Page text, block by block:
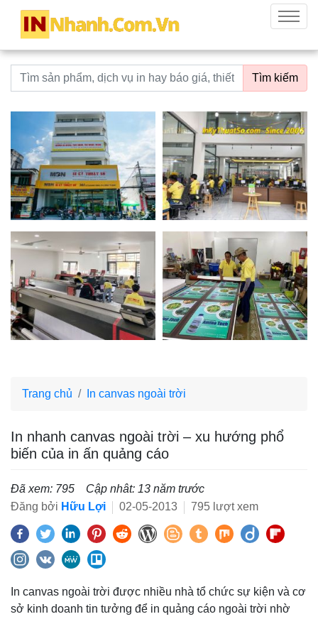
innhanh.com.vn
Menu
Từ khoá tìm kiếm Tìm kiếm
Trang chủ In canvas ngoài trời
In nhanh canvas ngoài trời – xu hướng phổ
biến của in ấn quảng cáo
Đã xem: 795
Cập nhât: 13 năm trước
Đăng bởi Hữu Lợi 02-05-2013 795 lượt xem
In canvas ngoài trời được nhiều nhà tổ chức sự kiện và cơ
sở kinh doanh tin tưởng để in quảng cáo ngoài trời nhờ